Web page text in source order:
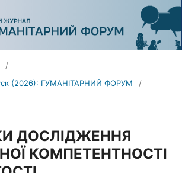
/
(2026): ГУМАНІТАРНИЙ ФОРУМ
/
ДОСЛІДЖЕННЯ
КОМПЕТЕНТНОСТІ